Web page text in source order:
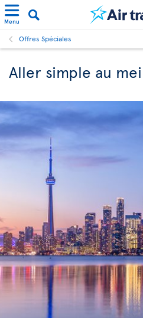
Menu
Offres Spéciales
Aller simple au